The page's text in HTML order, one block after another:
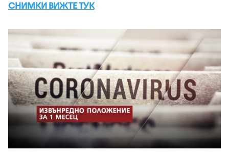
СНИМКИ ВИЖТЕ ТУК